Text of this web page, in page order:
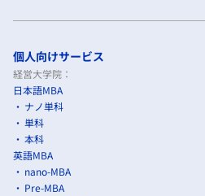
個人向けサービス
経営大学院：
日本語MBA
ナノ単科
単科
本科
英語MBA
nano-MBA
Pre-MBA